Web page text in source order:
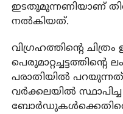
ഇടതുമുന്നണിയാണ്
നല്‍കിയത്.
വിഗ്രഹത്തിന്റെ
പരാതിയില്‍
വര്‍ക്കലയില്‍ സ്ഥാപിച്ച